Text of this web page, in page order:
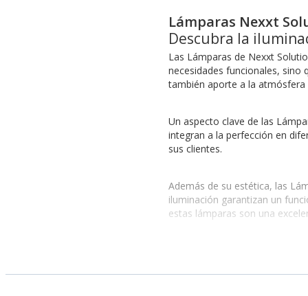
Lámparas Nexxt
Descubra la
Las Lámparas de Nexxt
necesidades funcionales, sino
también aporte a la atmósfera
Un aspecto clave de las
integran a la perfección en
sus clientes.
Además de su estética, las
iluminación garantizan un
estas lámparas son una